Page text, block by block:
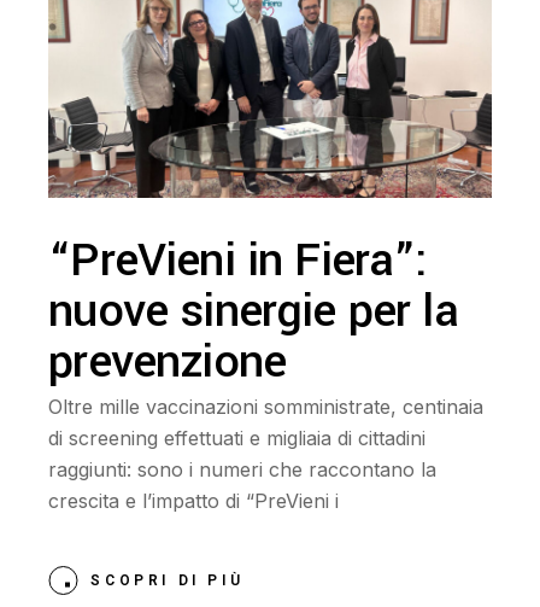
“PreVieni in Fiera”:
nuove sinergie per la
prevenzione
Oltre mille vaccinazioni somministrate, centinaia
di screening effettuati e migliaia di cittadini
raggiunti: sono i numeri che raccontano la
crescita e l’impatto di “PreVieni i
SCOPRI DI PIÙ